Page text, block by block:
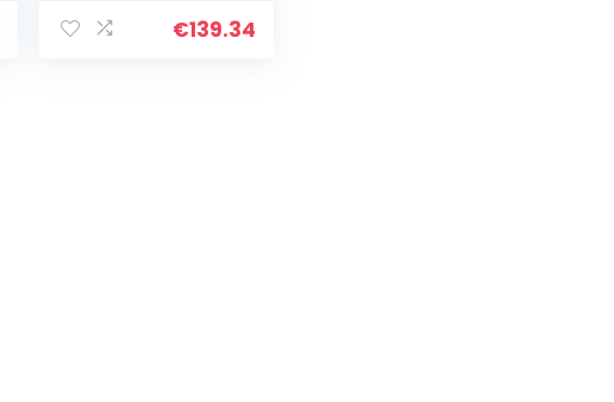
2MP
€139.34